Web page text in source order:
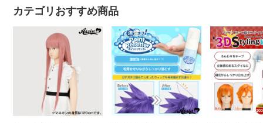
カテゴリおすすめ商品